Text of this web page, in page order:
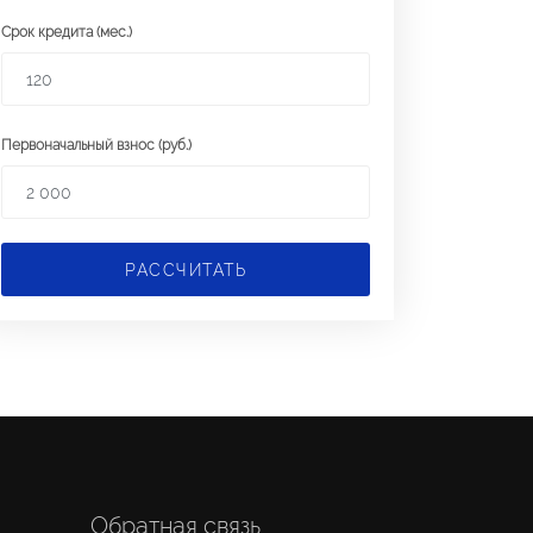
Срок кредита (мес.)
Первоначальный взнос (руб.)
РАССЧИТАТЬ
Обратная связь